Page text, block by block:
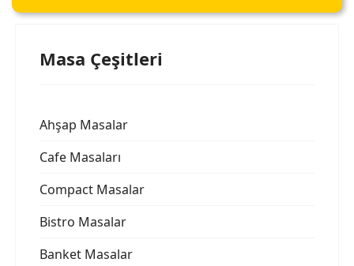
Masa Çeşitleri
Ahşap Masalar
Cafe Masaları
Compact Masalar
Bistro Masalar
Banket Masalar